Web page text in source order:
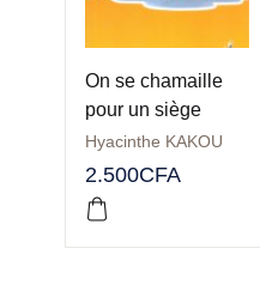
On se chamaille
pour un siège
Hyacinthe KAKOU
2.500CFA